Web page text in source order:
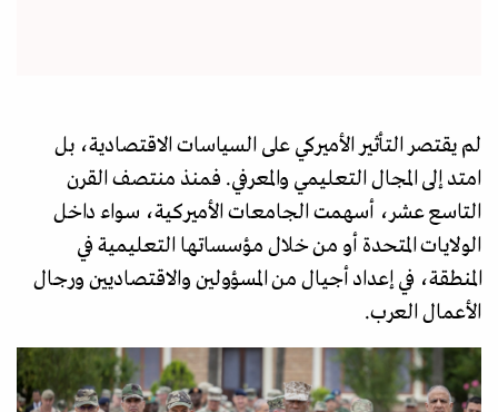
لم يقتصر التأثير الأميركي على السياسات الاقتصادية، بل
امتد إلى المجال التعليمي والمعرفي. فمنذ منتصف القرن
التاسع عشر، أسهمت الجامعات الأميركية، سواء داخل
الولايات المتحدة أو من خلال مؤسساتها التعليمية في
المنطقة، في إعداد أجيال من المسؤولين والاقتصاديين ورجال
الأعمال العرب.